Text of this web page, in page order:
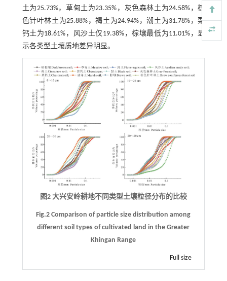
土为25.73%，草甸土为23.35%，灰色森林土为24.58%，棕
色针叶林土为25.88%，褐土为24.94%，潮土为31.78%，栗
钙土为18.61%，风沙土仅19.38%，棕壤最低为11.01%，显
示各类型土壤质地差异明显。
图2 大兴安岭耕地不同类型土壤粒径分布的比较
Fig.2 Comparison of particle size distribution among
different soil types of cultivated land in the Greater
Khingan Range
Full size